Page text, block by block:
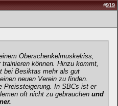
#919
Oberschenkelmuskelriss,
können. Hinzu kommt,
bei Besiktas mehr als gut
neuen Verein zu finden.
Preissteigerung. In SBCs ist er
oft nicht zu gebrauchen und